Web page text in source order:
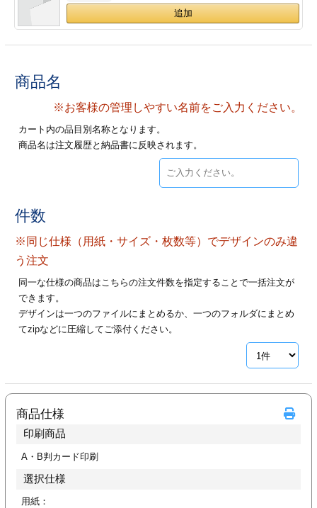
＆盛り上げ印刷
イズ
型マル型印刷
ー印刷
ード印刷
印刷
フォルダー
ファイル印刷
ァイル印刷
印刷
リーブ印刷
印刷
印刷
形マル型
印刷
名刺印刷
印刷
ムカード印刷
刷
フォルダー
ファイル印刷
ァイル印刷
9 10 11
12
29
商品名
※お客様の管理しやすい名前をご入力ください。
カート内の品目別名称となります。
商品名は注文履歴と納品書に反映されます。
件数
※同じ仕様（用紙・サイズ・枚数等）でデザインのみ違
う注文
同一な仕様の商品はこちらの注文件数を指定することで一括注文が
できます。
デザインは一つのファイルにまとめるか、一つのフォルダにまとめ
てzipなどに圧縮してご添付ください。
商品仕様
印刷商品
A・B判カード印刷
選択仕様
用紙：